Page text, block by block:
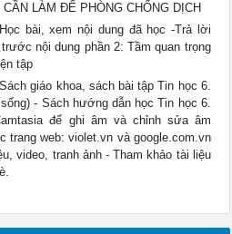
LÀM ĐỂ PHÒNG CHỐNG DỊCH
bài, xem nội dung đã học -Trả lời
nội dung phần 2: Tầm quan trọng
tập
giáo khoa, sách bài tập Tin học 6.
- Sách hướng dẫn học Tin học 6.
để ghi âm và chỉnh sửa âm
trang web: violet.vn và google.com.vn
video, tranh ảnh - Tham khảo tài liệu